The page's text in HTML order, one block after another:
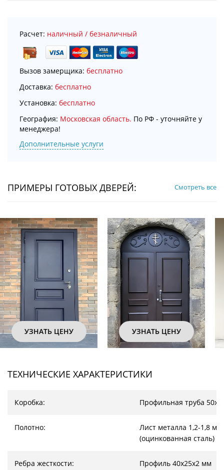
Расчет: наличный / безналичный
Вызов замерщика: бесплатно
Доставка: бесплатно
Установка: бесплатно
География: Московская область. По РФ - уточняйте у
менеджера!
Дополнительные услуги
ПРИМЕРЫ ГОТОВЫХ ДВЕРЕЙ: Смотреть все
УЗНАТЬ ЦЕНУ УЗНАТЬ ЦЕНУ
ТЕХНИЧЕСКИЕ ХАРАКТЕРИСТИКИ
Коробка: Профильная труба
Полотно:
Лист металла 1,2-1,8 мм
(оцинкованная сталь)
Ребра жесткости: Профиль 40х25х2 мм